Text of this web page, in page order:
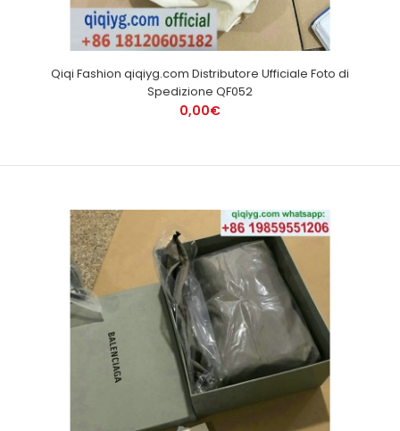
Qiqi Fashion qiqiyg.com Distributore Ufficiale Foto di
Spedizione QF052
0,00€